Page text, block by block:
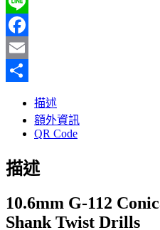
Line
Facebook
Email
描述
額外資訊
QR Code
描述
10.6mm G-112
Shank Twist Drills